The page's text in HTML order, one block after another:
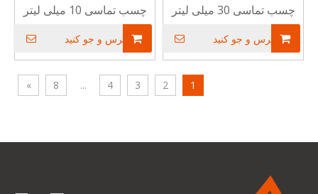
چسب تماسی 30 میلی لیتر
پرس و جو کنید
چسب تماسی 10 میلی لیتر
پرس و جو کنید
1
2
3
4
...
8
»